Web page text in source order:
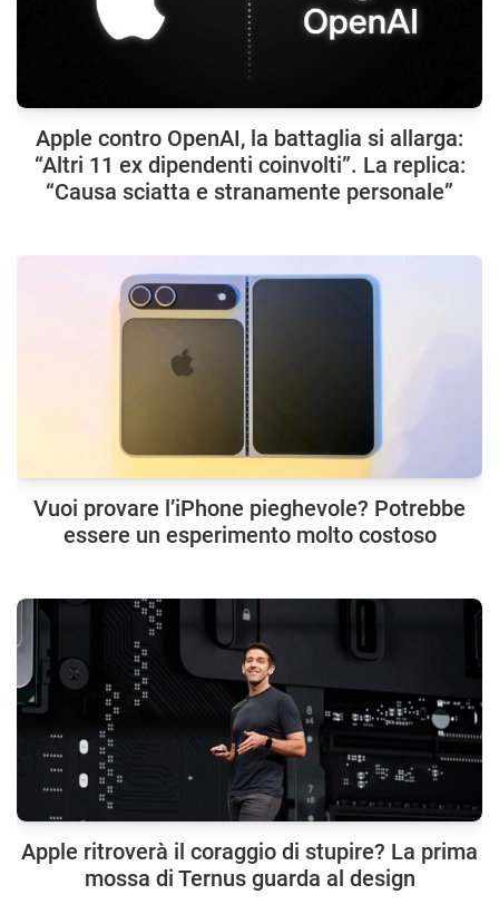
Apple contro OpenAI, la battaglia si allarga:
“Altri 11 ex dipendenti coinvolti”. La replica:
“Causa sciatta e stranamente personale”
Vuoi provare l’iPhone pieghevole? Potrebbe
essere un esperimento molto costoso
Apple ritroverà il coraggio di stupire? La prima
mossa di Ternus guarda al design